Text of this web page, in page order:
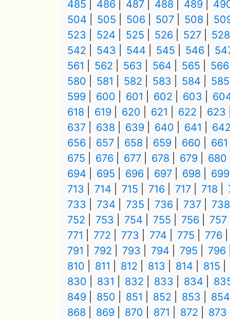
485 486 487 488 489
504
505 506 507 508
523
524 525 526 527
528
542
543 544 545 546
561
562 563 564 565
566
580
581 582 583 584
585
599
600 601 602 603
618
619 620 621 622
623
637
638 639 640 641
656
657 658 659 660
661
675
676 677 678 679
680
694
695 696 697 698
699
713
714 715 716 717 718
733
734 735 736 737
738
752
753 754 755 756
757
771
772 773 774 775
776
791
792 793 794 795
796
810
811 812 813 814
815
830
831 832 833 834
849
850 851 852 853
854
868
869 870 871 872
873